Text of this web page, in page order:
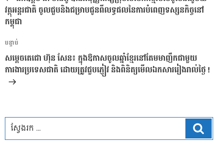
ប្រកាស
វត្ថុអន្តរជាតិ ចូលជួបនិងជម្រាបជូនពីលទ្ធផលនៃការបំពេញទស្សនកិច្ចនៅ
កម្ពុជា
អត្ថបទ
បន្ទាប់
បន្ទាប់
សម្តេចតេជោ ហ៊ុន សែន៖ ក្នុងឱកាសចូលឆ្នាំខ្មែរនៅតែមមាញឹកជាមួយ
ការងារប្រទេសជាតិ ដោយត្រូវជួបភ្ញៀវ និងពិនិត្យមើលឯកសាររៀងរាល់ថ្ងៃ !